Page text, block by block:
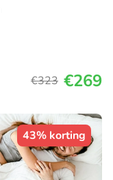
€323 €269
43% korting